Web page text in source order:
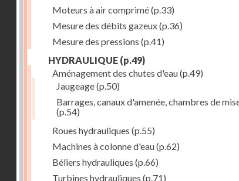
Moteurs à air comprimé(p.33)
Mesure des débits gazeux(p.36)
Mesure des pressions (p.41)
HYDRAULIQUE (p.49)
Aménagement des chutes d'eau(p.49)
Jaugeage(p.50)
Barrages, canaux d'amenée, chambres de
(p.54)
Roues hydrauliques (p.55)
Machines à colonne d'eau(p.62)
Béliers hydrauliques (p.66)
Turbines hydrauliques (p.71)